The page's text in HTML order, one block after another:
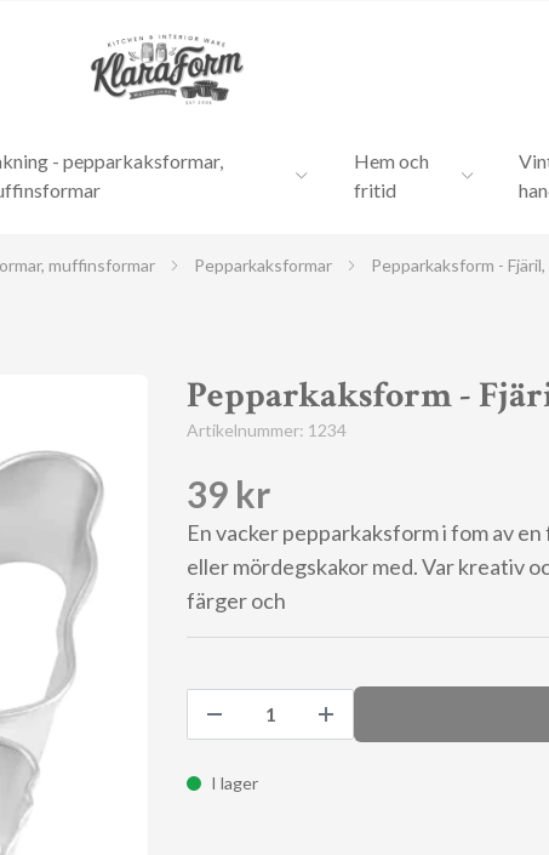
- pepparkaksformar,
Hem och
fritid
muffinsformar Pepparkaksformar Pepparkaksform -
Pepparkaksform -
Artikelnummer: 1234
39 kr
En vacker pepparkaksform i fom av
eller mördegskakor med. Var kreativ
färger och
I lager